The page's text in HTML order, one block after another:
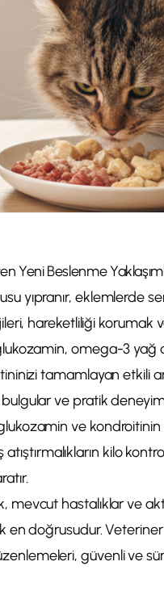
Yeni Beslenme
yıpranır, eklemlerde
hareketliliği korumak
omega-3 yağ
tamamlayan etkili
ve pratik
ve kondroitinin
kilo
mevcut hastalıklar ve
en doğrusudur.
güvenli ve